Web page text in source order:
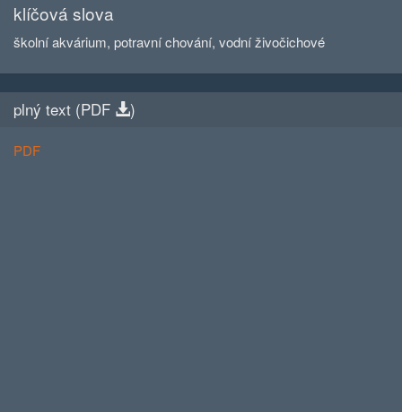
klíčová slova
školní akvárium, potravní chování, vodní živočichové
plný text (PDF )
PDF